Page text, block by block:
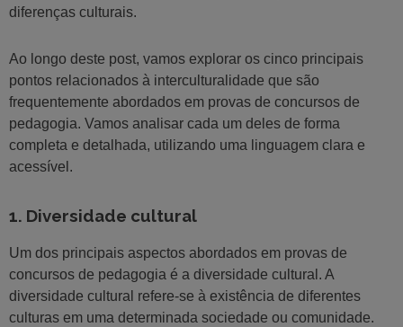
diferenças culturais.
Ao longo deste post, vamos explorar os cinco principais
pontos relacionados à interculturalidade que são
frequentemente abordados em provas de concursos de
pedagogia. Vamos analisar cada um deles de forma
completa e detalhada, utilizando uma linguagem clara e
acessível.
1. Diversidade cultural
Um dos principais aspectos abordados em provas de
concursos de pedagogia é a diversidade cultural. A
diversidade cultural refere-se à existência de diferentes
culturas em uma determinada sociedade ou comunidade.